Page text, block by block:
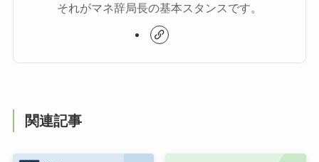
それがマネ辞局長の基本スタンスです。
関連記事